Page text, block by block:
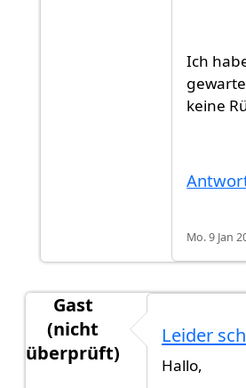
Ich
keine
Mo. 9 Jan
Gast
(nicht
überprüft)
HalloGibt es
Leider
Hallo,